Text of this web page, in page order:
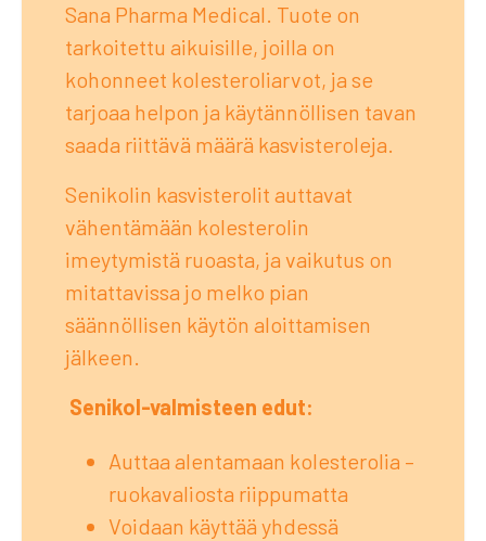
Sana Pharma Medical. Tuote on
tarkoitettu aikuisille, joilla on
kohonneet kolesteroliarvot, ja se
tarjoaa helpon ja käytännöllisen tavan
saada riittävä määrä kasvisteroleja.
Senikolin kasvisterolit auttavat
vähentämään kolesterolin
imeytymistä ruoasta, ja vaikutus on
mitattavissa jo melko pian
säännöllisen käytön aloittamisen
jälkeen.
Senikol-valmisteen edut:
Auttaa alentamaan kolesterolia –
ruokavaliosta riippumatta
Voidaan käyttää yhdessä